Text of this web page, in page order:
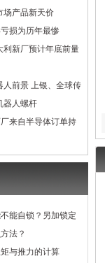
场产品新天价
损为历年最惨
利新厂预计年底前量
人前景 上银、全球传
器人螺杆
来自半导体订单持
能自锁？另加锁定
法？
与推力的计算